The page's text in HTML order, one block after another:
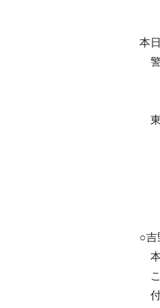
本
警
付
・
東
付
・
付
・
○吉
本
こ
付